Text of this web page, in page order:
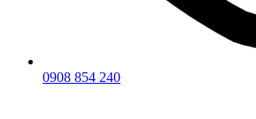
0908 854 240